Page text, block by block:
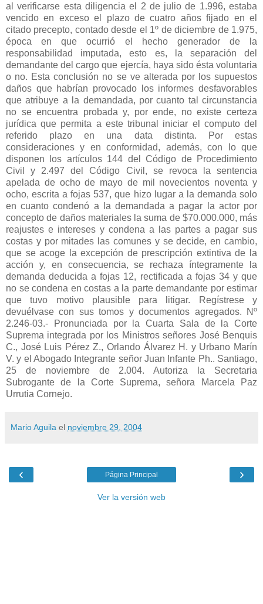
al verificarse esta diligencia el 2 de julio de 1.996, estaba
vencido en exceso el plazo de cuatro años fijado en el
citado precepto, contado desde el 1º de diciembre de 1.975,
época en que ocurrió el hecho generador de la
responsabilidad imputada, esto es, la separación del
demandante del cargo que ejercía, haya sido ésta voluntaria
o no. Esta conclusión no se ve alterada por los supuestos
daños que habrían provocado los informes desfavorables
que atribuye a la demandada, por cuanto tal circunstancia
no se encuentra probada y, por ende, no existe certeza
jurídica que permita a este tribunal iniciar el computo del
referido plazo en una data distinta. Por estas
consideraciones y en conformidad, además, con lo que
disponen los artículos 144 del Código de Procedimiento
Civil y 2.497 del Código Civil, se revoca la sentencia
apelada de ocho de mayo de mil novecientos noventa y
ocho, escrita a fojas 537, que hizo lugar a la demanda solo
en cuanto condenó a la demandada a pagar la actor por
concepto de daños materiales la suma de $70.000.000, más
reajustes e intereses y condena a las partes a pagar sus
costas y por mitades las comunes y se decide, en cambio,
que se acoge la excepción de prescripción extintiva de la
acción y, en consecuencia, se rechaza íntegramente la
demanda deducida a fojas 12, rectificada a fojas 34 y que
no se condena en costas a la parte demandante por estimar
que tuvo motivo plausible para litigar. Regístrese y
devuélvase con sus tomos y documentos agregados. Nº
2.246-03.- Pronunciada por la Cuarta Sala de la Corte
Suprema integrada por los Ministros señores José Benquis
C., José Luis Pérez Z., Orlando Álvarez H. y Urbano Marín
V. y el Abogado Integrante señor Juan Infante Ph.. Santiago,
25 de noviembre de 2.004. Autoriza la Secretaria
Subrogante de la Corte Suprema, señora Marcela Paz
Urrutia Cornejo.
Mario Aguila el noviembre 29, 2004
‹ ›
Página Principal
Ver la versión web